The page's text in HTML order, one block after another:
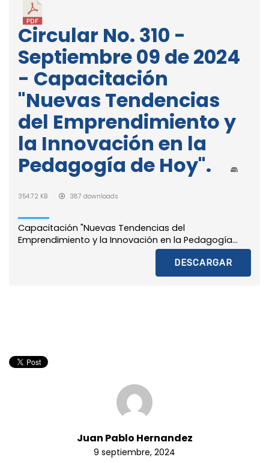
Circular No. 310 -
Septiembre 09 de 2024
- Capacitación
"Nuevas Tendencias
del Emprendimiento y
la Innovación en la
Pedagogía de Hoy".
354.72 KB 387 downloads
Capacitación "Nuevas Tendencias del
Emprendimiento y la Innovación en la Pedagogía...
DESCARGAR
Juan Pablo Hernandez
9 septiembre, 2024